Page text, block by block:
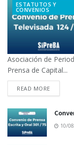
ESTATUTOS Y
CONVENIOS
Asociación de
Prensa de Capital...
READ MORE
10/